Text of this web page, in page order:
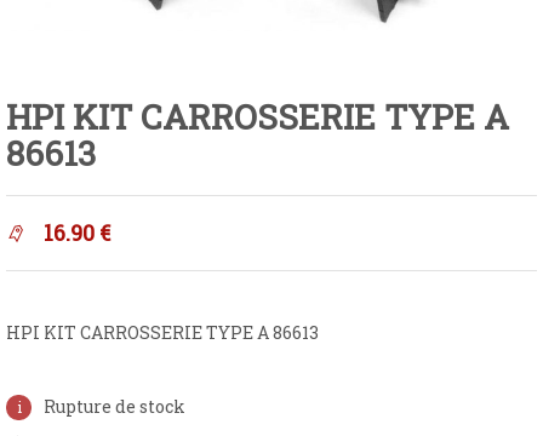
HPI KIT CARROSSERIE TYPE A
86613
16.90 €
HPI KIT CARROSSERIE TYPE A 86613
Rupture de stock